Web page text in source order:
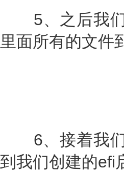
5、之后我们
里面所有的文件
6、接着我们
到我们创建的efi